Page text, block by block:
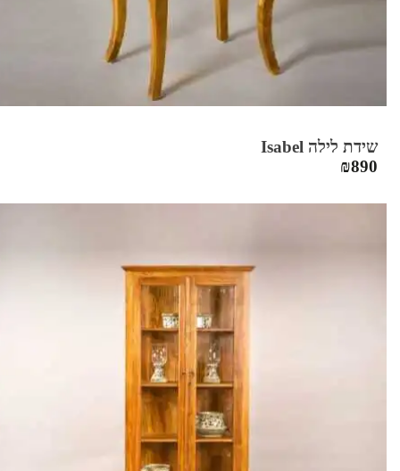
שידת לילה Isabel
₪890